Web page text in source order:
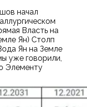
начал
Власть на
Ян) Столп
Ян на Земле
уже говорили,
Элементу